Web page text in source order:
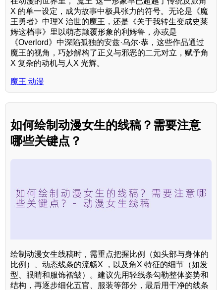
X 的单一设定，成为故事中极具张力的符号。无论是《魔
王勇者》中理X 治世的魔王，还是《关于我转生变成史莱
姆这档事》里以萌态颠覆形象的利姆鲁，亦或是
《Overlord》中深陷孤独的安兹·乌尔·恭，这些作品通过
魔王的视角，巧妙解构了正义与邪恶的二元对立，赋予角
X 复杂的动机与人X 光辉。
魔王 动漫
如何绘制动漫女生的线稿？需要注意
哪些关键点？
绘制动漫女生线稿时，需重点把握比例（如头部与身体的
比例）、动态线条的流畅X ，以及角X 特征的细节（如发
型、眼睛和服饰褶皱）。建议先用轻线条勾勒整体姿势和
结构，再逐步细化五官、服装等部分，最后用干净的线条